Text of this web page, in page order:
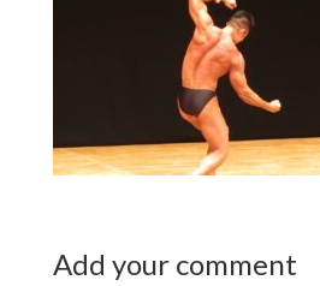
Add your comment